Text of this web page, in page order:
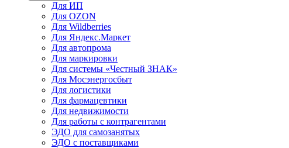
Для ИП
Для OZON
Для Wildberries
Для Яндекс.Маркет
Для автопрома
Для маркировки
Для системы «Честный ЗНАК»
Для Мосэнергосбыт
Для логистики
Для фармацевтики
Для недвижимости
Для работы с контрагентами
ЭДО для самозанятых
ЭДО с поставщиками